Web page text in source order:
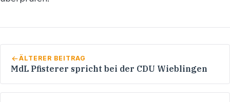
ÄLTERER BEITRAG
MdL Pfisterer spricht bei der CDU Wieblingen